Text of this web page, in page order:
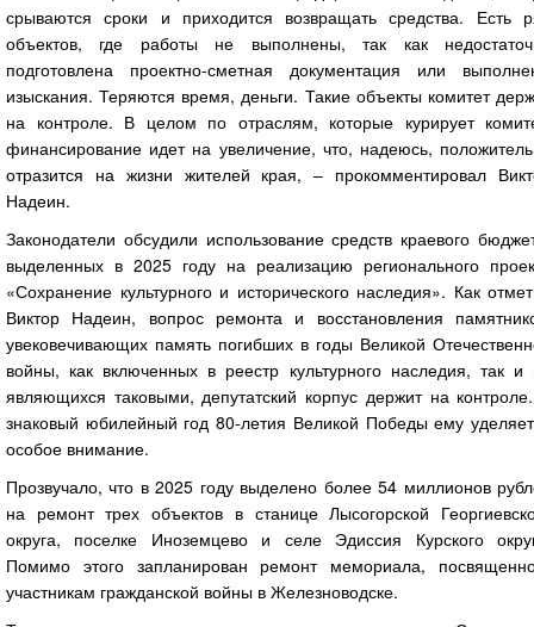
срываются сроки и приходится возвращать средства. Есть
объектов, где работы не выполнены, так как
подготовлена проектно-сметная документация или
изыскания. Теряются время, деньги. Такие объекты комитет
на контроле. В целом по отраслям, которые курирует
финансирование идет на увеличение, что, надеюсь,
отразится на жизни жителей края, – прокомментировал
Надеин.
Законодатели обсудили использование средств краевого
выделенных в 2025 году на реализацию регионального
«Сохранение культурного и исторического наследия». Как
Виктор Надеин, вопрос ремонта и восстановления
увековечивающих память погибших в годы Великой
войны, как включенных в реестр культурного наследия, так и
являющихся таковыми, депутатский корпус держит на
знаковый юбилейный год 80-летия Великой Победы ему
особое внимание.
Прозвучало, что в 2025 году выделено более 54 миллионов
на ремонт трех объектов в станице Лысогорской
округа, поселке Иноземцево и селе Эдиссия Курского
Помимо этого запланирован ремонт мемориала,
участникам гражданской войны в Железноводске.